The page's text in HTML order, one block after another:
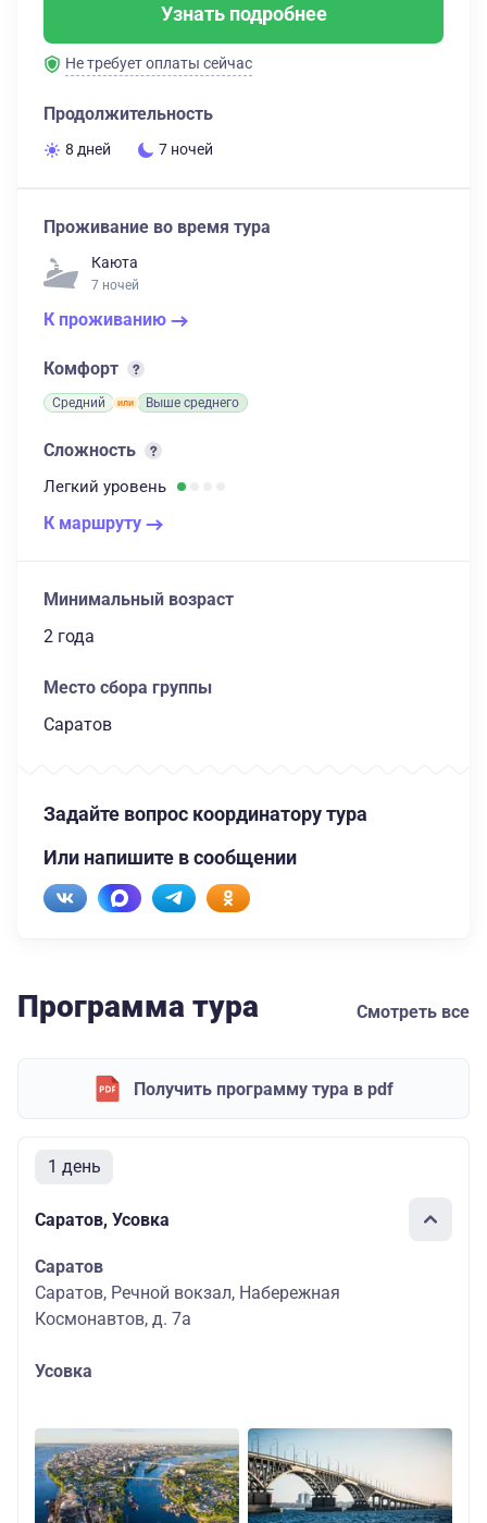
Узнать подробнее
Не требует оплаты сейчас
Продолжительность
8 дней 7 ночей
Проживание во время тура
Каюта
7 ночей
К проживанию
Комфорт
Средний Выше среднего
Сложность
Легкий уровень
К маршруту
Минимальный возраст
2 года
Место сбора группы
Саратов
Задайте вопрос координатору тура
Или напишите в сообщении
Программа тура Смотреть все
Получить программу тура в pdf
1 день
Саратов, Усовка
Саратов
Саратов, Речной вокзал, Набережная
Космонавтов, д. 7а
Усовка